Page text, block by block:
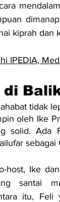
kiprah dan
IPEDIA,
tidak
oleh Ike
solid. Ada
sebagai
host, Ike
santai
itu, Feli